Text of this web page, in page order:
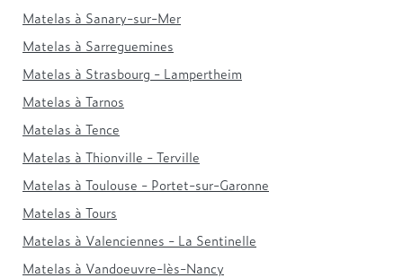
Matelas à Sanary-sur-Mer
Matelas à Sarreguemines
Matelas à Strasbourg - Lampertheim
Matelas à Tarnos
Matelas à Tence
Matelas à Thionville - Terville
Matelas à Toulouse - Portet-sur-Garonne
Matelas à Tours
Matelas à Valenciennes - La Sentinelle
Matelas à Vandoeuvre-lès-Nancy